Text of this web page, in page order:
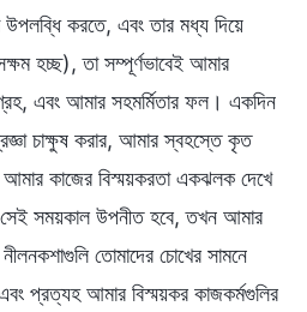
করতে, এবং তার মধ্য দিয়ে
হচ্ছ), তা সম্পূর্ণভাবেই আমার
এবং আমার সহমর্মিতার ফল। একদিন
চাক্ষুষ করার, আমার স্বহস্তে কৃত
আমার কাজের বিস্ময়করতা একঝলক দেখে
সময়কাল উপনীত হবে, তখন আমার
তোমাদের চোখের সামনে
প্রত্যহ আমার বিস্ময়কর কাজকর্মগুলির